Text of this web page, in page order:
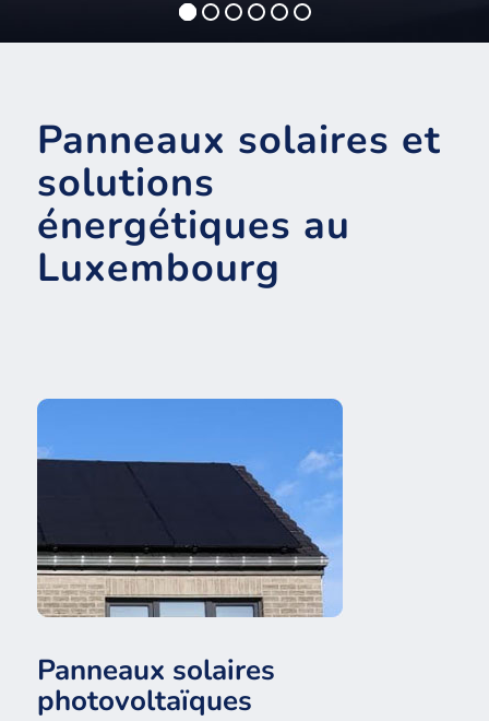
Panneaux solaires et
solutions
énergétiques au
Luxembourg
Panneaux solaires
photovoltaïques